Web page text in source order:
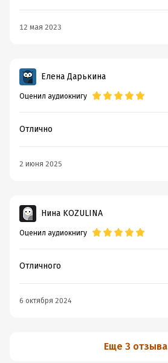
12 мая 2023
Елена Дарькина
Оценил аудиокнигу
Отлично
2 июня 2025
Нина KOZULINA
Оценил аудиокнигу
Отличного
6 октября 2024
Еще 3 отзыва